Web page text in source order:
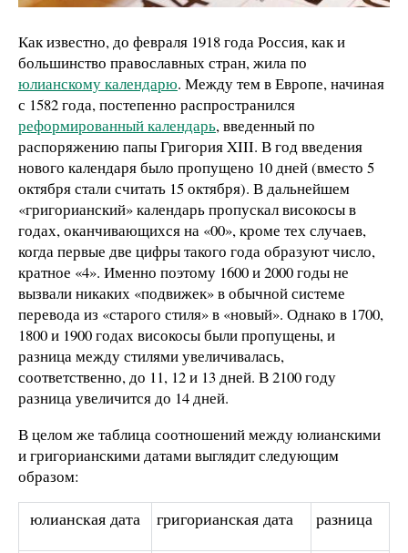
Как известно, до февраля 1918 года Россия, как и
большинство православных стран, жила по
юлианскому календарю. Между тем в Европе, начиная
с 1582 года, постепенно распространился
реформированный календарь, введенный по
распоряжению папы Григория XIII. В год введения
нового календаря было пропущено 10 дней (вместо 5
октября стали считать 15 октября). В дальнейшем
«григорианский» календарь пропускал високосы в
годах, оканчивающихся на «00», кроме тех случаев,
когда первые две цифры такого года образуют число,
кратное «4». Именно поэтому 1600 и 2000 годы не
вызвали никаких «подвижек» в обычной системе
перевода из «старого стиля» в «новый». Однако в 1700,
1800 и 1900 годах високосы были пропущены, и
разница между стилями увеличивалась,
соответственно, до 11, 12 и 13 дней. В 2100 году
разница увеличится до 14 дней.
В целом же таблица соотношений между юлианскими
и григорианскими датами выглядит следующим
образом:
юлианская дата григорианская дата разница